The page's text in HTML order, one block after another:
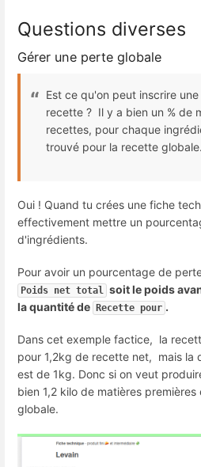
Questions diverses
Gérer une perte globale
Est ce qu'on peut inscrire
recette ? Il y a bien un % de
recettes, pour chaque
trouvé pour la recette globale.
Oui ! Quand tu crées une fiche
effectivement mettre un
d'ingrédients.
Pour avoir un pourcentage de
Poids net total soit le poids
la quantité de
Recette pour .
Dans cet exemple factice, la
pour 1,2kg de recette net, mais la
est de 1kg. Donc si on veut
bien 1,2 kilo de matières
globale.